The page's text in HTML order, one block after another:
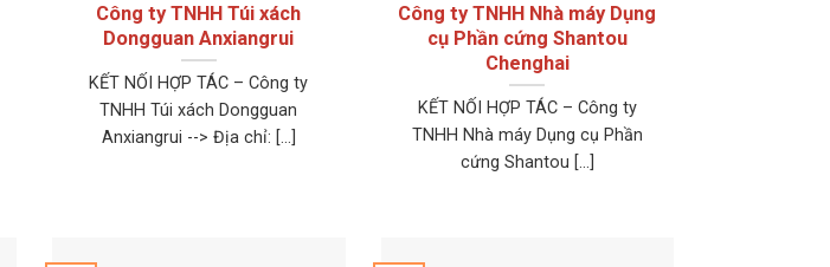
Công ty TNHH Túi xách
Dongguan Anxiangrui
KẾT NỐI HỢP TÁC – Công ty
TNHH Túi xách Dongguan
Anxiangrui --> Địa chỉ: [...]
Công ty TNHH Nhà máy Dụng
cụ Phần cứng Shantou
Chenghai
KẾT NỐI HỢP TÁC – Công ty
TNHH Nhà máy Dụng cụ Phần
cứng Shantou [...]